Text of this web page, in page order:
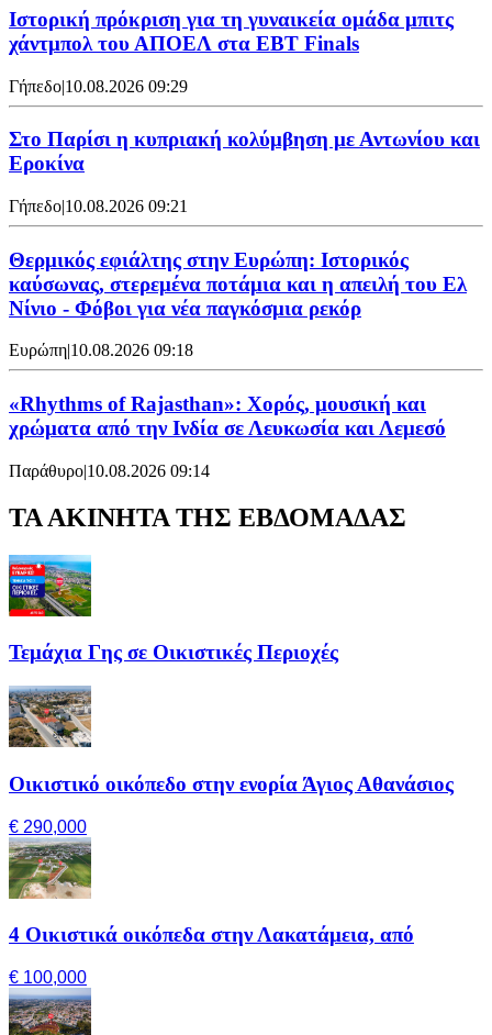
Ιστορική πρόκριση για τη γυναικεία ομάδα μπιτς
χάντμπολ του ΑΠΟΕΛ στα EBT Finals
Γήπεδο|10.08.2026 09:29
Στο Παρίσι η κυπριακή κολύμβηση με Αντωνίου και
Εροκίνα
Γήπεδο|10.08.2026 09:21
Θερμικός εφιάλτης στην Ευρώπη: Ιστορικός
καύσωνας, στερεμένα ποτάμια και η απειλή του Ελ
Νίνιο - Φόβοι για νέα παγκόσμια ρεκόρ
Ευρώπη|10.08.2026 09:18
«Rhythms of Rajasthan»: Χορός, μουσική και
χρώματα από την Ινδία σε Λευκωσία και Λεμεσό
Παράθυρο|10.08.2026 09:14
ΤΑ ΑΚΙΝΗΤΑ ΤΗΣ ΕΒΔΟΜΑΔΑΣ
Τεμάχια Γης σε Οικιστικές Περιοχές
Οικιστικό οικόπεδο στην ενορία Άγιος Αθανάσιος
€ 290,000
4 Οικιστικά οικόπεδα στην Λακατάμεια, από
€ 100,000